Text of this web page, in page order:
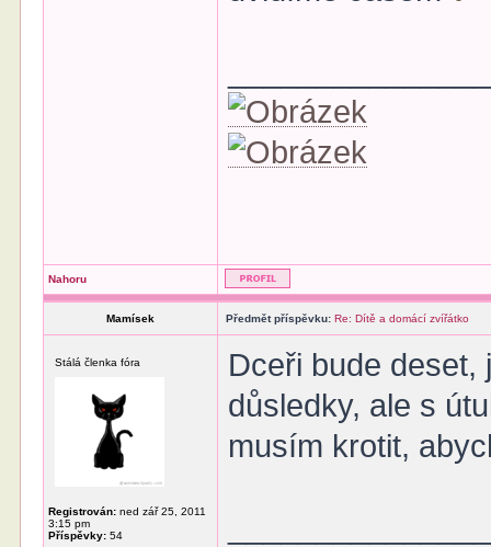
Nahoru
Mamísek Předmět příspěvku: Re: Dítě a domácí zvířátko
Stálá členka fóra
Registrován: ned zář 25, 2011
3:15 pm
Příspěvky: 54
Dceři bude deset,
důsledky, ale s
musím krotit,